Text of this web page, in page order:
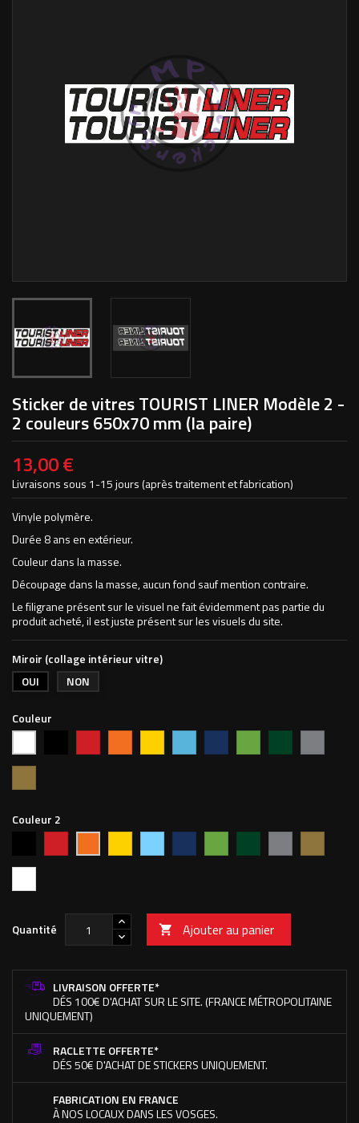
Sticker de vitres TOURIST LINER Modèle 2 -
2 couleurs 650x70 mm (la paire)
13,00 €
Livraisons sous 1-15 jours (après traitement et fabrication)
Vinyle polymère.
Durée 8 ans en extérieur.
Couleur dans la masse.
Découpage dans la masse, aucun fond sauf mention contraire.
Le filigrane présent sur le visuel ne fait évidemment pas partie du
produit acheté, il est juste présent sur les visuels du site.
Miroir (collage intérieur vitre)
OUI
NON
Couleur
vif
clair
foncé pommeforêt
Couleur 2
vif
ciel
foncé pommeforêt
Quantité  Ajouter au panier
LIVRAISON OFFERTE*
DÉS 100€ D'ACHAT SUR LE SITE. (FRANCE MÉTROPOLITAINE
UNIQUEMENT)
RACLETTE OFFERTE*
DÉS 50€ D'ACHAT DE STICKERS UNIQUEMENT.
FABRICATION EN FRANCE
À NOS LOCAUX DANS LES VOSGES.